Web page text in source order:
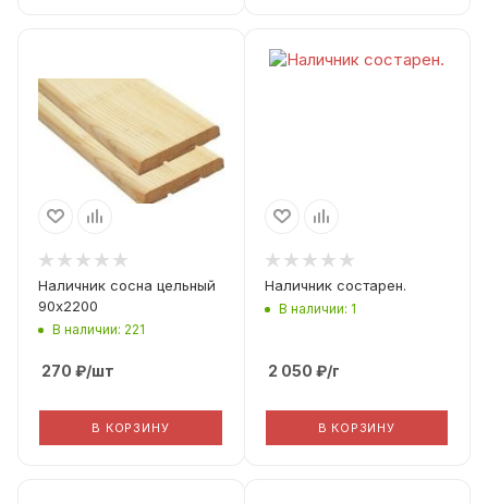
Хвоя
Вид погонажа
Еврообналичка
Фактическая ширина
(Рабочая ширина)
90
Наличник сосна цельный
90х2200
В наличии: 221
270 ₽/шт
В КОРЗИНУ
Наличник состарен.
В наличии: 1
2 050 ₽/г
В КОРЗИНУ